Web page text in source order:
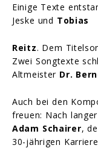
Einige Texte
Jeske und Tobias
Reitz. Dem
Zwei Songtexte
Altmeister Dr.
Auch bei den
freuen: Nach
Adam Schairer,
30-jährigen